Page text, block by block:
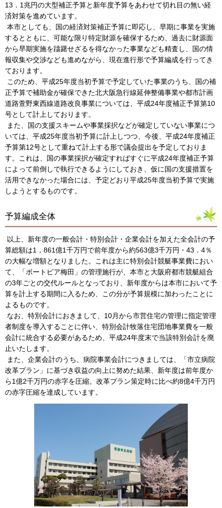
13．1兆円の大型補正予算と新年度予算をあわせて切れ目の無い経
済対策を進めています。
本市としても、国の経済対策補正予算に即応し、早期に事業を実施
するとともに、可能な限り特定財源を確保するため、過去に財源面
から早期実施を躊躇せざるを得なかった事業なども精査し、国の情
報収集や交渉なども進めながら、現在進行形で予算編成を行ってき
ております。
このため、平成25年度当初予算で予定していた事業のうち、国の補
正予算で補助金が確保できた北大阪急行線延伸整備事業や都市計画
道路萱野東西線道路改良事業については、平成24年度補正予算第10
号として計上しております。
また、国の支援スキームや事業採択などが確定していない事業につ
いては、平成25年度当初予算に計上しつつ、今後、平成24年度補正
予算第12号として重ねて計上する形で議会提出を予定しておりま
す。これは、国の事業採択が確定すればすぐに平成24年度補正予算
によって前倒しで執行できるようにしておき、仮に国の支援措置を
活用できなかった場合には、予定どおり平成25年度当初予算で実施
しようとするものです。
予算編成全体
以上、新年度の一般会計・特別会計・企業会計を加えた全会計の予
算総額は1，861億1千万円で前年度から約563億3千万円・43．4％
の大幅な増額となりました。これは主に特別会計競艇事業費におい
て、「ボートピア梅田」の管理施行が、本市と大阪府都市競艇組合
の3年ごとの交代ルールとなっており、新年度からは本市において予
算を計上する期間に入るため、この分が予算規模に加わったことに
よるものです。
なお、特別会計におきまして、10月から市営住宅の管理に指定管理
者制度を導入することに伴い、特別会計牧落住宅団地事業費を一般
会計に統合する必要があるため、平成24年度末で当該特別会計を廃
止いたします。
また、企業会計のうち、病院事業会計につきましては、「市立病院
改革プラン」に基づき収益の向上に努めた結果、新年度は前年度か
ら1億2千万円の赤字を圧縮。改革プラン策定時に比べ約8億4千万円
の赤字圧縮を達成しています。